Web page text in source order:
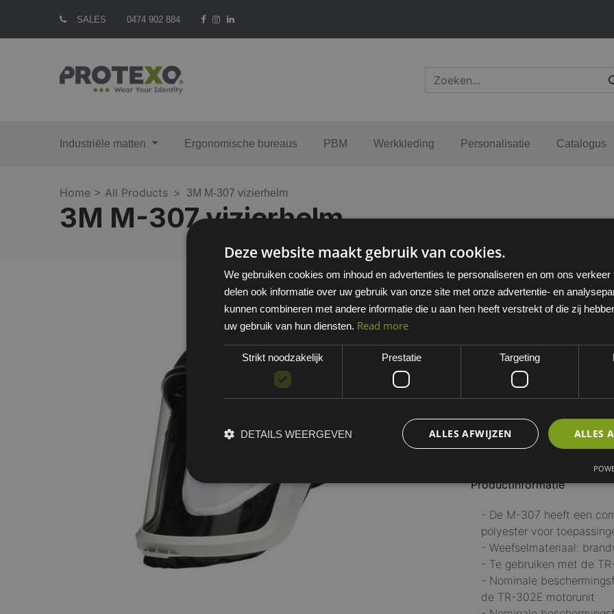
SALES 0474 902 884
Industriële matten Ergonomische bureaus PBM Werkkleding Personalisatie Catalogus
Home > All Products 3M M-307 vizierhelm
3M M-307 vizierhelm
Dit artikel is niet standaard
Productinformatie
- De M-307 heeft een
polyester voor
- Weefselmateriaal:
- Te gebruiken met de
- Nominale
de TR-302E motorunit
Deze website maakt gebruik van cookies.
We gebruiken cookies om inhoud en advertenties te personaliseren en om ons
delen ook informatie over uw gebruik van onze site met onze advertentie- en
kunnen combineren met andere informatie die u aan hen heeft verstrekt of die zij
uw gebruik van hun diensten. Read more
Strikt noodzakelijk Prestatie Targeting
ALLES
ALLES AFWIJZEN
DETAILS WEERGEVEN